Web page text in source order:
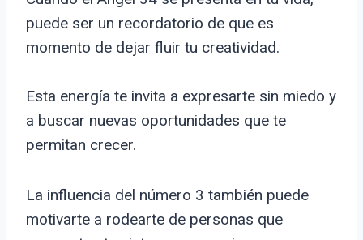
puede ser un recordatorio de que es
momento de dejar fluir tu creatividad.
Esta energía te invita a expresarte sin miedo y
a buscar nuevas oportunidades que te
permitan crecer.
La influencia del número 3 también puede
motivarte a rodearte de personas que